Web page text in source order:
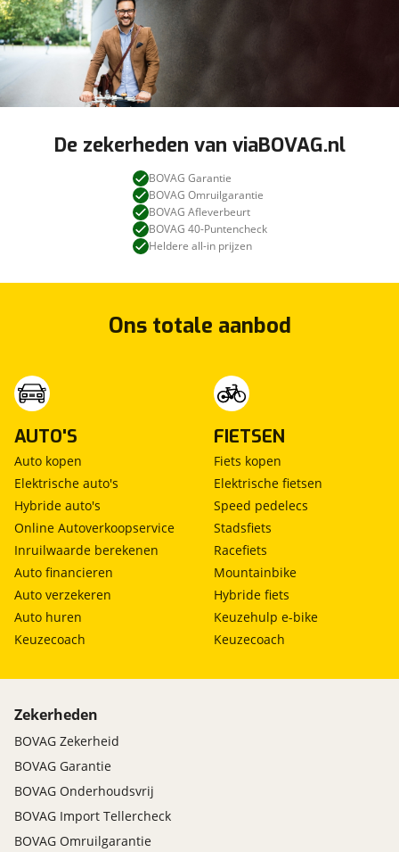
De zekerheden van viaBOVAG.nl
BOVAG Garantie
BOVAG Omruilgarantie
BOVAG Afleverbeurt
BOVAG 40-Puntencheck
Heldere all-in prijzen
Ons totale aanbod
AUTO'S
Auto kopen
Elektrische auto's
Hybride auto's
Online Autoverkoopservice
Inruilwaarde berekenen
Auto financieren
Auto verzekeren
Auto huren
Keuzecoach
FIETSEN
Fiets kopen
Elektrische fietsen
Speed pedelecs
Stadsfiets
Racefiets
Mountainbike
Hybride fiets
Keuzehulp e-bike
Keuzecoach
Zekerheden
BOVAG Zekerheid
BOVAG Garantie
BOVAG Onderhoudsvrij
BOVAG Import Tellercheck
BOVAG Omruilgarantie